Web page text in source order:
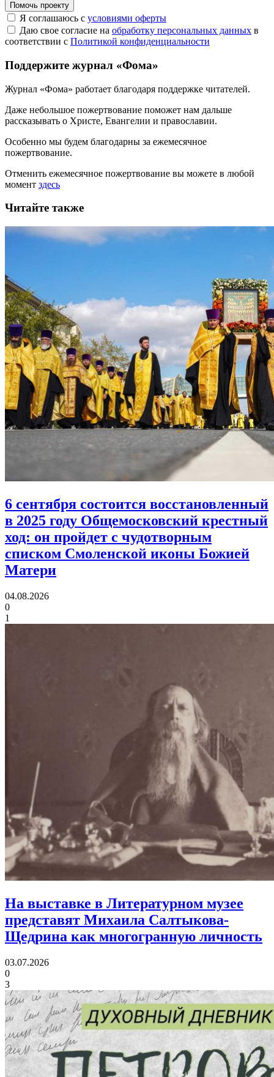
Помочь проекту
Я соглашаюсь с условиями оферты
Даю свое согласие на обработку персональных данных в
соответствии с Политикой конфиденциальности
Поддержите журнал «Фома»
Журнал «Фома» работает благодаря поддержке читателей.
Даже небольшое пожертвование поможет нам дальше
рассказывать о Христе, Евангелии и православии.
Особенно мы будем благодарны за ежемесячное
пожертвование.
Отменить ежемесячное пожертвование вы можете в любой
момент здесь
Читайте также
6 сентября состоится восстановленный
в 2025 году Общемосковский крестный
ход: он пройдет с чудотворным
списком Смоленской иконы Божией
Матери
04.08.2026
0
1
На выставке в Литературном музее
представят Михаила Салтыкова-
Щедрина как многогранную личность
03.07.2026
0
3